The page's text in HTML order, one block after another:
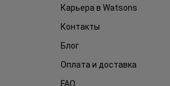
Карьера в Watsons
Контакты
Блог
Оплата и доставка
FAQ